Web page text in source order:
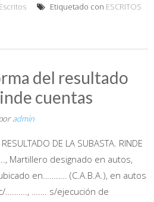
Etiquetado con ESCRITOS
del resultado
cuentas
admin
DE LA SUBASTA. RINDE
Martillero designado en autos,
en……….. (C.A.B.A.), en autos
………., ……. s/ejecución de